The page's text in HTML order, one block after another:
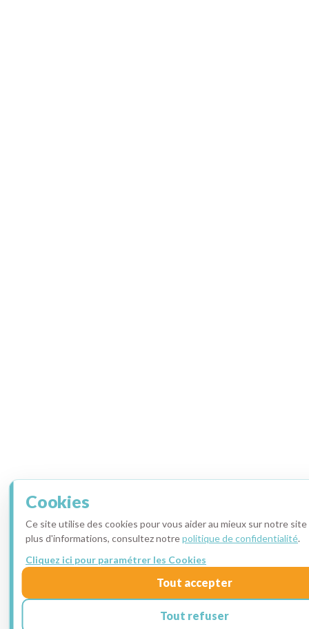
Cookies
Ce site utilise des cookies pour vous aider au mieux sur notre
plus d'informations, consultez notrepolitique de confidentialité.
Cliquez ici pour paramétrer les Cookies
Tout accepter
Tout refuser